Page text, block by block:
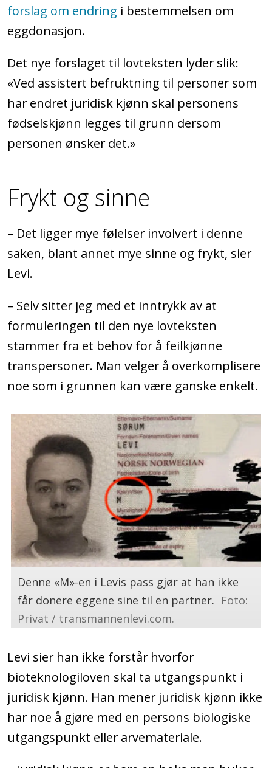
forslag om endring i bestemmelsen om
eggdonasjon.
Det nye forslaget til lovteksten lyder slik:
«Ved assistert befruktning til personer som
har endret juridisk kjønn skal personens
fødselskjønn legges til grunn dersom
personen ønsker det.»
Frykt og sinne
– Det ligger mye følelser involvert i denne
saken, blant annet mye sinne og frykt, sier
Levi.
– Selv sitter jeg med et inntrykk av at
formuleringen til den nye lovteksten
stammer fra et behov for å feilkjønne
transpersoner. Man velger å overkomplisere
noe som i grunnen kan være ganske enkelt.
Denne «M»-en i Levis pass gjør at han ikke
får donere eggene sine til en partner. Foto:
Privat / transmannenlevi.com.
Levi sier han ikke forstår hvorfor
bioteknologiloven skal ta utgangspunkt i
juridisk kjønn. Han mener juridisk kjønn ikke
har noe å gjøre med en persons biologiske
utgangspunkt eller arvemateriale.